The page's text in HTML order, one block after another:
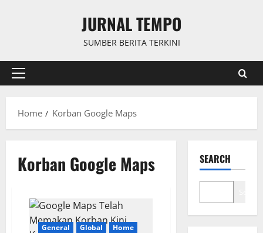
JURNAL TEMPO
SUMBER BERITA TERKINI
Primary
Home
Korban Google Maps
Korban Google Maps
General Global Home
SEARCH